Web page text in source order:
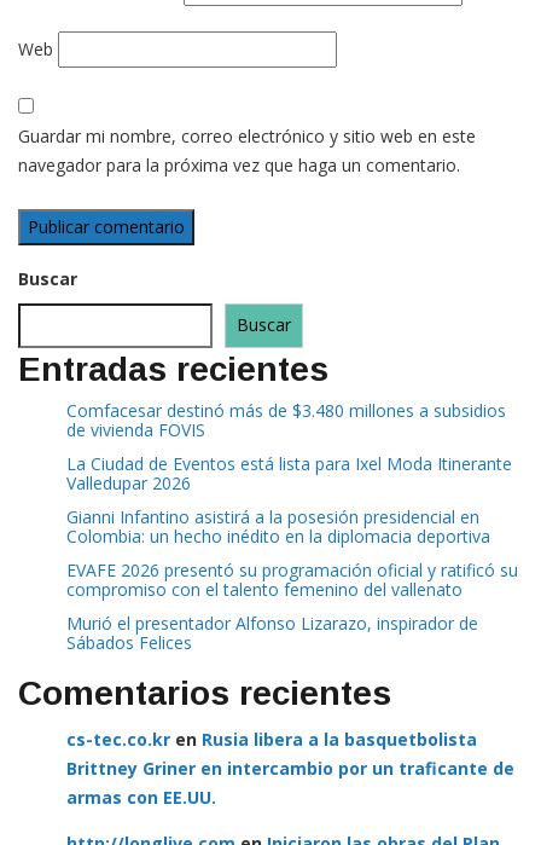
Web
Guardar mi nombre, correo electrónico y sitio web en este
navegador para la próxima vez que haga un comentario.
Buscar
Buscar
Entradas recientes
Comfacesar destinó más de $3.480 millones a subsidios
de vivienda FOVIS
La Ciudad de Eventos está lista para Ixel Moda Itinerante
Valledupar 2026
Gianni Infantino asistirá a la posesión presidencial en
Colombia: un hecho inédito en la diplomacia deportiva
EVAFE 2026 presentó su programación oficial y ratificó su
compromiso con el talento femenino del vallenato
Murió el presentador Alfonso Lizarazo, inspirador de
Sábados Felices
Comentarios recientes
cs-tec.co.kr en Rusia libera a la basquetbolista
Brittney Griner en intercambio por un traficante de
armas con EE.UU.